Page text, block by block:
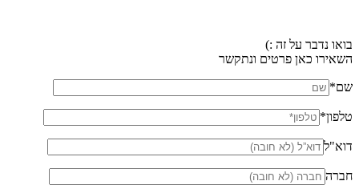
בואו נדבר על זה :)
השאירו כאן פרטים ונתקשר
שם*
טלפון*
דוא"ל
חברה